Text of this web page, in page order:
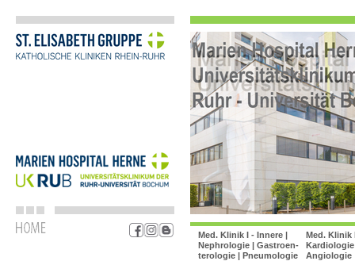
Med. Klinik I - Innere |
Nephrologie | Gastroen-
terologie | Pneumologie
Med. Klinik
Angiologie